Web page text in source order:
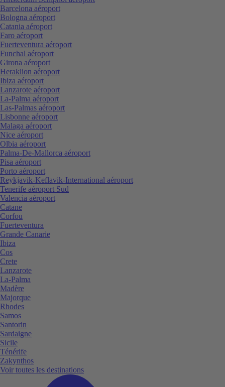
Barcelona aéroport
Bologna aéroport
Catania aéroport
Faro aéroport
Fuerteventura aéroport
Funchal aéroport
Girona aéroport
Heraklion aéroport
Ibiza aéroport
Lanzarote aéroport
La-Palma aéroport
Las-Palmas aéroport
Lisbonne aéroport
Malaga aéroport
Nice aéroport
Olbia aéroport
Palma-De-Mallorca aéroport
Pisa aéroport
Porto aéroport
Reykjavik-Keflavik-International aéroport
Tenerife aéroport Sud
Valencia aéroport
Catane
Corfou
Fuerteventura
Grande Canarie
Ibiza
Cos
Crete
Lanzarote
La-Palma
Madère
Majorque
Rhodes
Samos
Santorin
Sardaigne
Sicile
Ténérife
Zakynthos
Voir toutes les destinations